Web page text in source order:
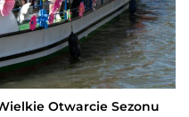
Otwarcie Sezonu